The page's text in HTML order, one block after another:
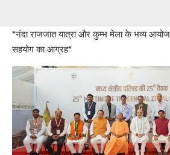
*नंदा राजजात यात्रा और कुम्भ मेला के भव्य
सहयोग का आग्रह*